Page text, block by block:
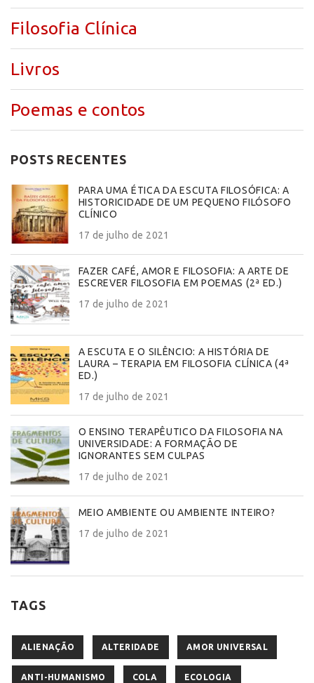
Filosofia Clínica
Livros
Poemas e contos
POSTS RECENTES
PARA UMA ÉTICA DA ESCUTA FILOSÓFICA: A
HISTORICIDADE DE UM PEQUENO FILÓSOFO
CLÍNICO
17 de julho de 2021
FAZER CAFÉ, AMOR E FILOSOFIA: A ARTE DE
ESCREVER FILOSOFIA EM POEMAS (2ª ED.)
17 de julho de 2021
A ESCUTA E O SILÊNCIO: A HISTÓRIA DE
LAURA – TERAPIA EM FILOSOFIA CLÍNICA (4ª
ED.)
17 de julho de 2021
O ENSINO TERAPÊUTICO DA FILOSOFIA NA
UNIVERSIDADE: A FORMAÇÃO DE
IGNORANTES SEM CULPAS
17 de julho de 2021
MEIO AMBIENTE OU AMBIENTE INTEIRO?
17 de julho de 2021
TAGS
ALIENAÇÃO ALTERIDADE AMOR UNIVERSAL
ANTI-HUMANISMO COLA ECOLOGIA